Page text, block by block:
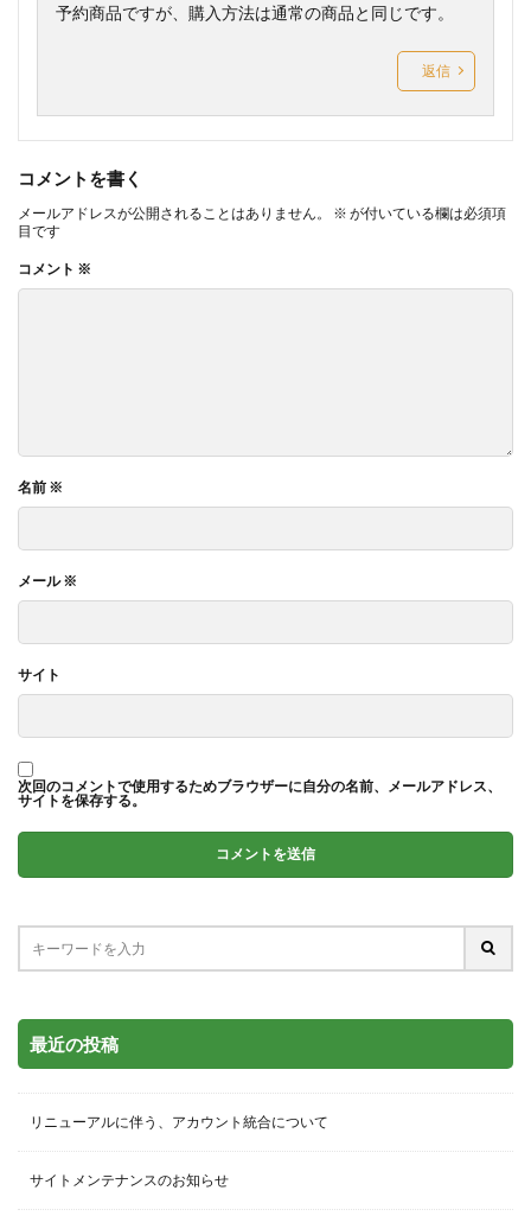
予約商品ですが、購入方法は通常の商品と同じです。
返信
コメントを書く
メールアドレスが公開されることはありません。 ※ が付いている欄は必須項
目です
コメント ※
名前 ※
メール※
サイト
次回のコメントで使用するためブラウザーに自分の名前、メールアドレス、
サイトを保存する。
最近の投稿
リニューアルに伴う、アカウント統合について
サイトメンテナンスのお知らせ